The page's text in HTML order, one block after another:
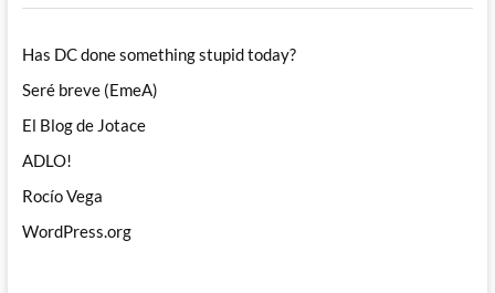
Has DC done something stupid today?
Seré breve (EmeA)
El Blog de Jotace
ADLO!
Rocío Vega
WordPress.org